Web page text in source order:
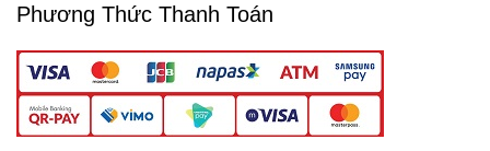
Phương Thức Thanh Toán